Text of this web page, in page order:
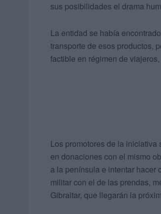
sus posibilidades el drama
La entidad se había
transporte de esos productos,
factible en régimen de
Los promotores de la
en donaciones con el mismo
a la península e intentar hacer
militar con el de las prendas,
Gibraltar, que llegarán la